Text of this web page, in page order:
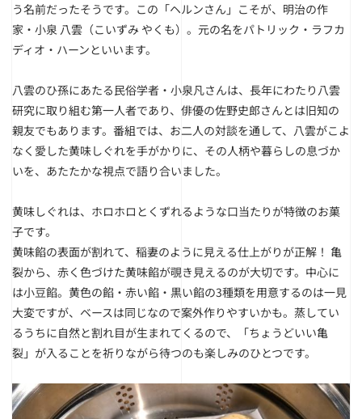
う名前だったそうです。この「ヘルンさん」こそが、明治の作
家・小泉 八雲（こいずみ やくも）。元の名をパトリック・ラフカ
ディオ・ハーンといいます。
八雲のひ孫にあたる民俗学者・小泉凡さんは、長年にわたり八雲
研究に取り組む第一人者であり、俳優の佐野史郎さんとは旧知の
親友でもあります。番組では、お二人の対談を通して、八雲がこよ
なく愛した黄味しぐれを手がかりに、その人柄や暮らしの息づか
いを、あたたかな視点で語り合いました。
黄味しぐれは、ホロホロとくずれるような口当たりが特徴のお菓
子です。
黄味餡の表面が割れて、稲妻のように見える仕上がりが正解！ 亀
裂から、赤く色づけた黄味餡が覗き見えるのが大切です。中心に
は小豆餡。黄色の餡・赤い餡・黒い餡の3種類を用意するのは一見
大変ですが、ベースは同じなので案外作りやすいかも。蒸してい
るうちに自然と割れ目が生まれてくるので、「ちょうどいい亀
裂」が入ることを祈りながら待つのも楽しみのひとつです。